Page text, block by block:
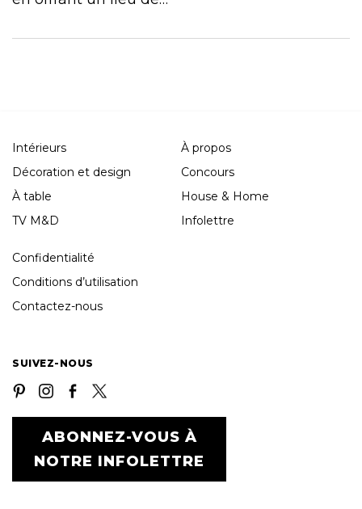
Intérieurs
Décoration et design
À table
TV M&D
À propos
Concours
House & Home
Infolettre
Confidentialité
Conditions d’utilisation
Contactez-nous
SUIVEZ-NOUS
ABONNEZ-VOUS À
NOTRE INFOLETTRE